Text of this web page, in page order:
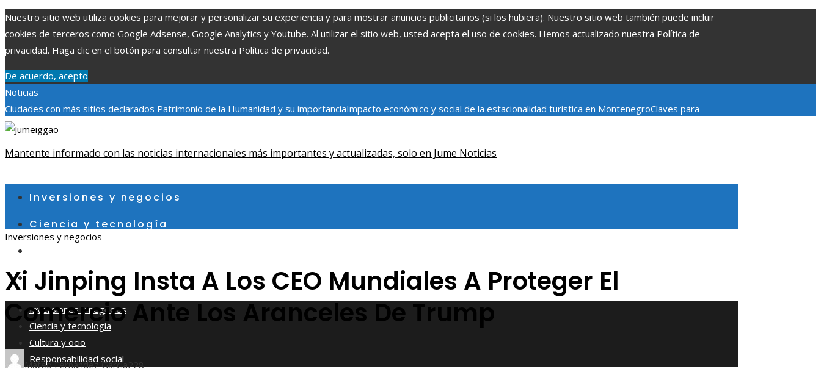
Nuestro sitio web utiliza cookies para mejorar y personalizar su experiencia y para mostrar anuncios publicitarios (si los hubiera). Nuestro sitio web también puede incluir
cookies de terceros como Google Adsense, Google Analytics y Youtube. Al utilizar el sitio web, usted acepta el uso de cookies. Hemos actualizado nuestra Política de
privacidad. Haga clic en el botón para consultar nuestra Política de privacidad.
De acuerdo, acepto
Noticias
Ciudades con más sitios declarados Patrimonio de la Humanidad y su importanciaImpacto económico y social de la estacionalidad turística en MontenegroClaves para
aumentar la inversión productiva y reducir la fragmentación económica en Bosnia y Herzegovina
viernes, agosto 7
Mantente informado con las noticias internacionales más importantes y actualizadas, solo en Jume Noticias
Inversiones y negocios
Ciencia y tecnología
Responsabilidad social
Inversiones y negocios
Ciencia y tecnología
Cultura y ocio
Responsabilidad social
Inversiones y negocios
Xi Jinping Insta A Los CEO Mundiales A Proteger El
Comercio Ante Los Aranceles De Trump
Mateo Fernández García228